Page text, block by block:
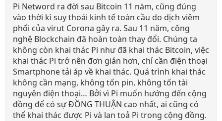
Pi Netword ra đời sau Bitcoin 11 năm, cũng đúng
vào thời kì suy thoái kinh tế toàn cầu do dịch viêm
phổi của virut Corona gây ra. Sau 11 năm, công
nghệ Blockchain đã hoàn toàn thay đổi. Chúng ta
không còn khai thác Pi như đã khai thác Bitcoin, việc
khai thác Pi trở nên đơn giản hơn, chỉ cần điện thoại
Smartphone tải áp về khai thác. Quá trình khai thác
không cần mạng, không tốn pin, không tốn tài
nguyên điện thoại… Bởi vì Pi muốn hướng đến cộng
đồng để có sự ĐỒNG THUẬN cao nhất, ai cũng có
thể khai thác được Pi và lan toả Pi trong cộng đồng.